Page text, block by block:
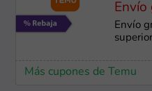
Envío
Envío
Más cupones de Temu